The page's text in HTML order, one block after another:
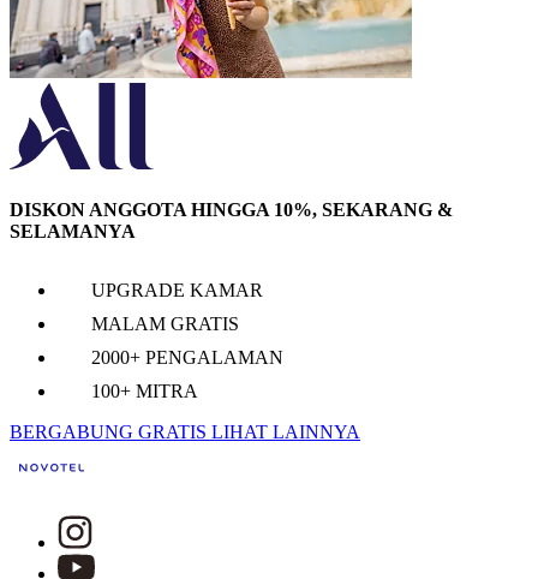
DISKON ANGGOTA HINGGA 10%, SEKARANG &
SELAMANYA
UPGRADE KAMAR
MALAM GRATIS
2000+ PENGALAMAN
100+ MITRA
BERGABUNG GRATIS LIHAT LAINNYA